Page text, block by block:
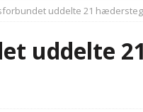
af sygetransporttilladelser
uddelte 21
uddelte 21